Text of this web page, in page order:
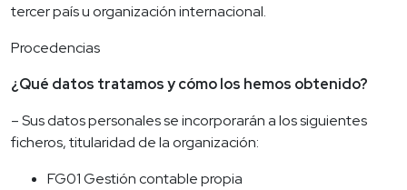
tercer país u organización internacional.
Procedencias
¿Qué datos tratamos y cómo los hemos obtenido?
– Sus datos personales se incorporarán a los siguientes
ficheros, titularidad de la organización:
FG01 Gestión contable propia